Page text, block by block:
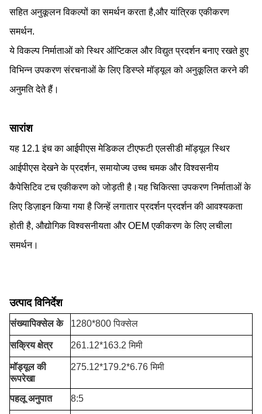
सहित अनुकूलन विकल्पों का समर्थन करता है,और यांत्रिक एकीकरण
समर्थन.
ये विकल्प निर्माताओं को स्थिर ऑप्टिकल और विद्युत प्रदर्शन बनाए रखते हुए
विभिन्न उपकरण संरचनाओं के लिए डिस्प्ले मॉड्यूल को अनुकूलित करने की
अनुमति देते हैं।
सारांश
यह 12.1 इंच का आईपीएस मेडिकल टीएफटी एलसीडी मॉड्यूल स्थिर
आईपीएस देखने के प्रदर्शन, समायोज्य उच्च चमक और विश्वसनीय
कैपेसिटिव टच एकीकरण को जोड़ती है।यह चिकित्सा उपकरण निर्माताओं के
लिए डिज़ाइन किया गया है जिन्हें लगातार प्रदर्शन प्रदर्शन की आवश्यकता
होती है, औद्योगिक विश्वसनीयता और OEM एकीकरण के लिए लचीला
समर्थन।
उत्पाद विनिर्देश
संख्यापिक्सेल के 1280*800 पिक्सेल
सक्रिय क्षेत्र 261.12*163.2 मिमी
मॉड्यूल की
रूपरेखा
275.12*179.2*6.76 मिमी
पहलू अनुपात 8:5